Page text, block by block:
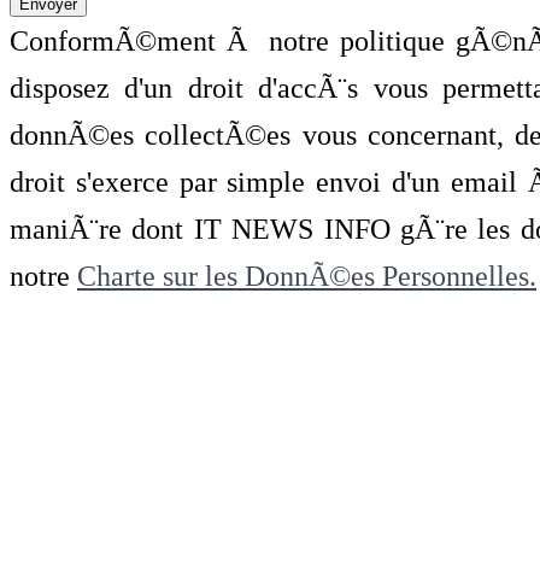
ConformÃ©ment Ã notre politique
disposez d'un droit d'accÃ¨s vous
donnÃ©es collectÃ©es vous concernant,
droit s'exerce par simple envoi d'un
maniÃ¨re dont IT NEWS INFO gÃ¨re les
notre Charte sur les DonnÃ©es Personnelles.